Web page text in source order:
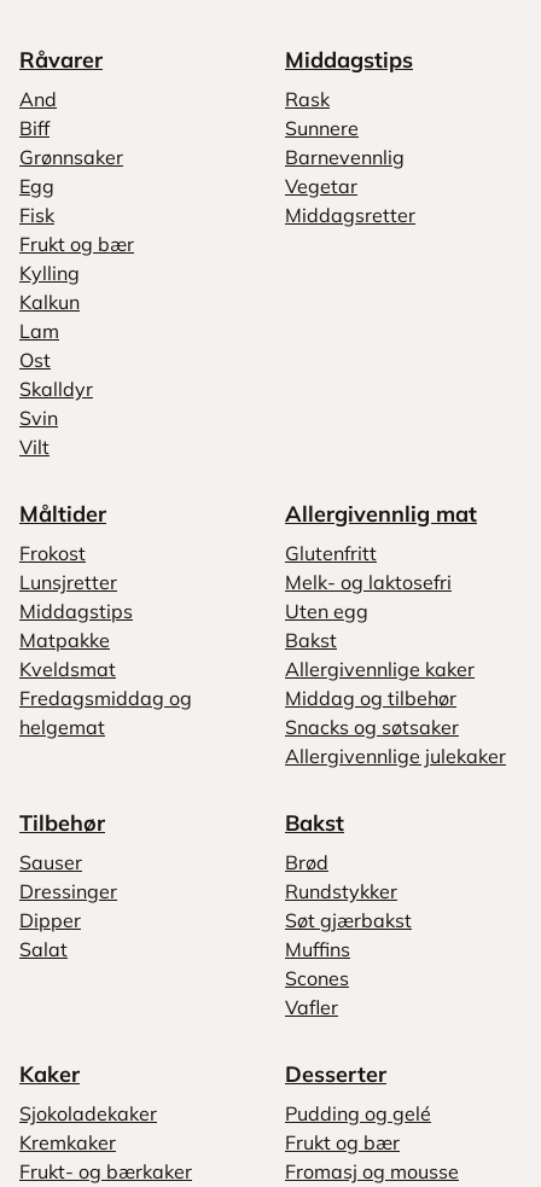
Råvarer
And
Biff
Grønnsaker
Egg
Fisk
Frukt og bær
Kylling
Kalkun
Lam
Ost
Skalldyr
Svin
Vilt
Middagstips
Rask
Sunnere
Barnevennlig
Vegetar
Middagsretter
Måltider
Frokost
Lunsjretter
Middagstips
Matpakke
Kveldsmat
Fredagsmiddag og
helgemat
Allergivennlig mat
Glutenfritt
Melk- og laktosefri
Uten egg
Bakst
Allergivennlige kaker
Middag og tilbehør
Snacks og søtsaker
Allergivennlige julekaker
Tilbehør
Sauser
Dressinger
Dipper
Salat
Bakst
Brød
Rundstykker
Søt gjærbakst
Muffins
Scones
Vafler
Kaker
Sjokoladekaker
Kremkaker
Frukt- og bærkaker
Desserter
Pudding og gelé
Frukt og bær
Fromasj og mousse